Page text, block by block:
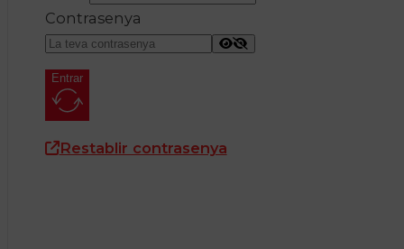
Contrasenya
Entrar
Restablir contrasenya